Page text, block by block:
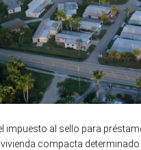
impuesto al sello para
compacta